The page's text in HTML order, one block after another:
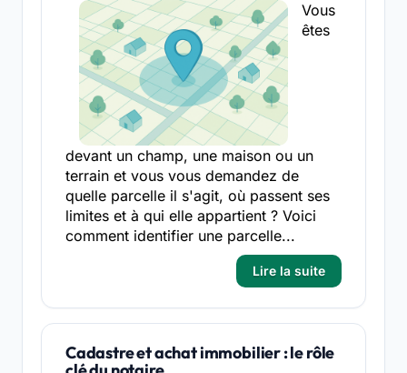
Vous
êtes
devant un champ, une maison ou un
terrain et vous vous demandez de
quelle parcelle il s'agit, où passent ses
limites et à qui elle appartient ? Voici
comment identifier une parcelle...
Lire la suite
Cadastre et achat immobilier : le rôle